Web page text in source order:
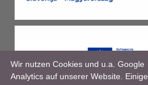
Wir nutzen Cookies und u.a. Google
Analytics auf unserer Website. Einige